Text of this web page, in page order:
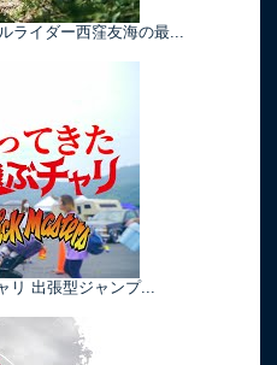
ライダー西窪友海の最...
リ 出張型ジャンプ...